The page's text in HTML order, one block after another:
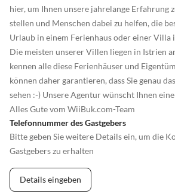
hier, um Ihnen unsere jahrelange Erfahrung
stellen und Menschen dabei zu helfen, die
Urlaub in einem Ferienhaus oder einer Villa
Die meisten unserer Villen liegen in Istrien
kennen alle diese Ferienhäuser und
können daher garantieren, dass Sie genau
sehen :-) Unsere Agentur wünscht Ihnen
Alles Gute vom WiiBuk.com-Team
Telefonnummer des Gastgebers
Bitte geben Sie weitere Details ein, um die
Gastgebers zu erhalten
Details eingeben